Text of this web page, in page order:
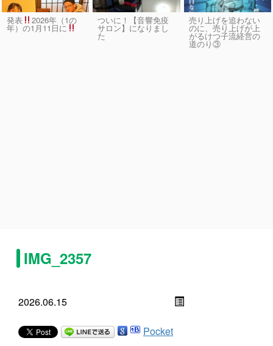
発表 2026年（1の
年）の1月11日に
ついに！【音響免疫
サロン】になりまし
た
売り上げを追わない
のに、売り上げが上
がるけつ子流経営の
道のり③
IMG_2357
2026.06.15
Pocket